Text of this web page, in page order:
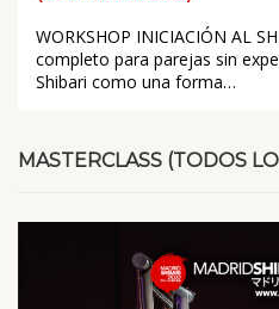
WORKSHOP INICIACIÓN AL
completo para parejas sin
Shibari como una forma…
MASTERCLASS (TODOS